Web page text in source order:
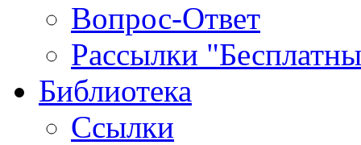
Вопрос-Ответ
Рассылки
Библиотека
Ссылки